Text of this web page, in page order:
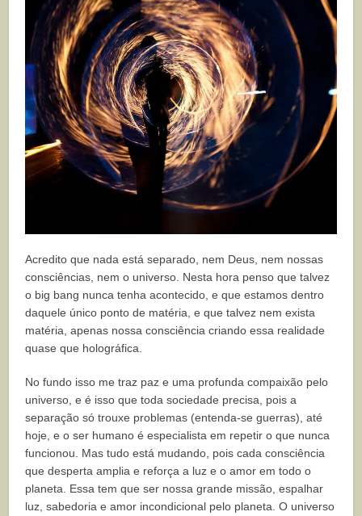
Acredito que nada está separado, nem Deus, nem nossas
consciências, nem o universo. Nesta hora penso que talvez
o big bang nunca tenha acontecido, e que estamos dentro
daquele único ponto de matéria, e que talvez nem exista
matéria, apenas nossa consciência criando essa realidade
quase que holográfica.
No fundo isso me traz paz e uma profunda compaixão pelo
universo, e é isso que toda sociedade precisa, pois a
separação só trouxe problemas (entenda-se guerras), até
hoje, e o ser humano é especialista em repetir o que nunca
funcionou. Mas tudo está mudando, pois cada consciência
que desperta amplia e reforça a luz e o amor em todo o
planeta. Essa tem que ser nossa grande missão, espalhar
luz, sabedoria e amor incondicional pelo planeta. O universo